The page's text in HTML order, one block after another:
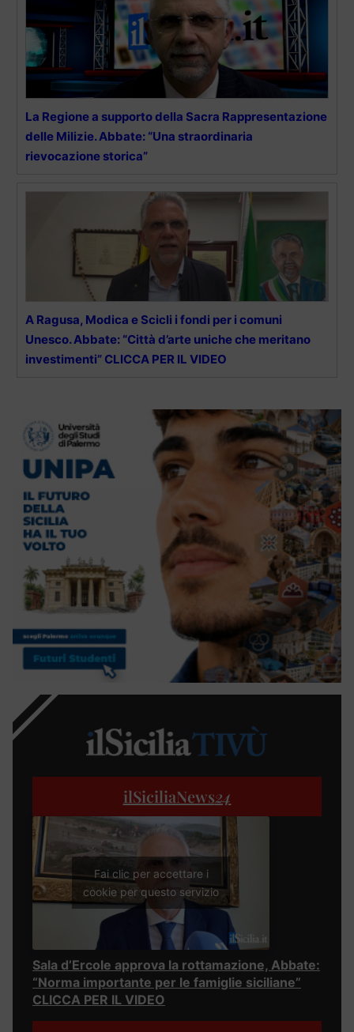
La Regione a supporto della Sacra Rappresentazione
delle Milizie. Abbate: “Una straordinaria
rievocazione storica”
A Ragusa, Modica e Scicli i fondi per i comuni
Unesco. Abbate: “Città d’arte uniche che meritano
investimenti” CLICCA PER IL VIDEO
ilSiciliaNews24
Fai clic per accettare i
cookie per questo servizio
Sala d’Ercole approva la rottamazione, Abbate:
“Norma importante per le famiglie siciliane”
CLICCA PER IL VIDEO